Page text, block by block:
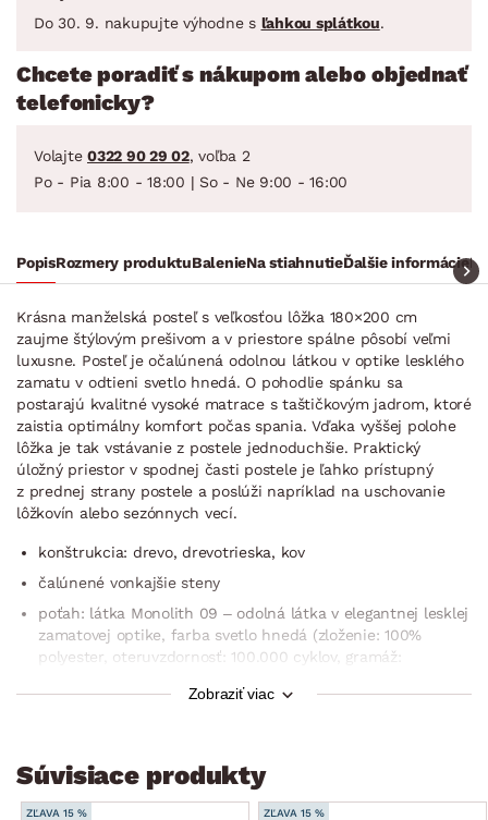
Do 30. 9. nakupujte výhodne s ľahkou splátkou.
Chcete poradiť s nákupom alebo objednať
telefonicky?
Volajte 0322 90 29 02, voľba 2
Po - Pia 8:00 - 18:00 | So - Ne 9:00 - 16:00
PopisRozmery produktuBalenieNa stiahnutieĎalšie informácie
Krásna manželská posteľ s veľkosťou lôžka 180×200 cm
zaujme štýlovým prešivom a v priestore spálne pôsobí veľmi
luxusne. Posteľ je očalúnená odolnou látkou v optike lesklého
zamatu v odtieni svetlo hnedá. O pohodlie spánku sa
postarajú kvalitné vysoké matrace s taštičkovým jadrom, ktoré
zaistia optimálny komfort počas spania. Vďaka vyššej polohe
lôžka je tak vstávanie z postele jednoduchšie. Praktický
úložný priestor v spodnej časti postele je ľahko prístupný
z prednej strany postele a poslúži napríklad na uschovanie
lôžkovín alebo sezónnych vecí.
konštrukcia: drevo, drevotrieska, kov
čalúnené vonkajšie steny
poťah: látka Monolith 09 – odolná látka v elegantnej lesklej
zamatovej optike, farba svetlo hnedá (zloženie: 100%
polyester, oteruvzdornosť: 100.000 cyklov, gramáž:
tkanina je potiahnutá špeciálným povlakom, ktorý chráni
na povrchu materiálu, vďaka tomu máte čas použiť mäkkú
handričku alebo papierový uterák na jemné odfiltrovanie
rozliatej kvapaliny)
Zobraziť viac
Súvisiace produkty
ZĽAVA 15 % ZĽAVA 15 %